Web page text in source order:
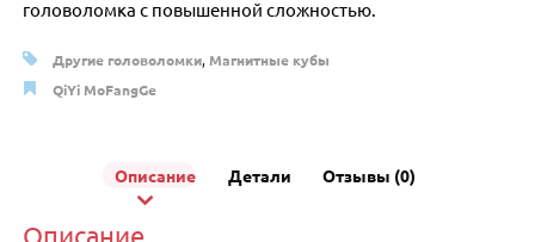
головоломка с повышенной сложностью.
Другие головоломки,Магнитные кубы
QiYi MoFangGe
Описание Детали Отзывы (0)
Описание